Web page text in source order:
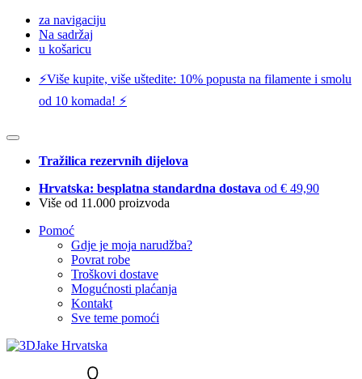
za navigaciju
Na sadržaj
u košaricu
⚡️Više kupite, više uštedite: 10% popusta na filamente i smolu
od 10 komada! ⚡️
Tražilica rezervnih dijelova
Hrvatska: besplatna standardna dostava od € 49,90
Više od 11.000 proizvoda
Pomoć
Gdje je moja narudžba?
Povrat robe
Troškovi dostave
Mogućnosti plaćanja
Kontakt
Sve teme pomoći